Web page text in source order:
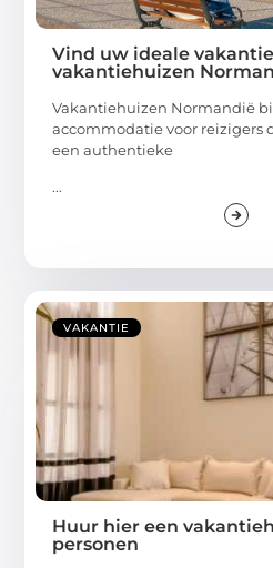
Vind uw ideale
vakantiehuizen
Vakantiehuizen Normandië
accommodatie voor reizigers
een authentieke
...
VAKANTIE
Huur hier een
personen